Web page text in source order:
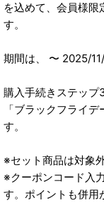
を込めて、会員様
す。
期間は、 〜 2025/
購入手続きステップ
「ブラックフライ
す。
※セット商品は対象外
※クーポンコード入
す。ポイントも併用